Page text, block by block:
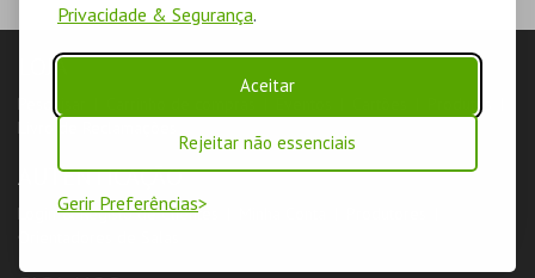
Privacidade & Segurança.
Aceitar
Rejeitar não essenciais
Gerir Preferências
LOJA
Pesquisar
Livro de Reclamações
AUTENTICAÇÃO
Login & Registo de Clientes